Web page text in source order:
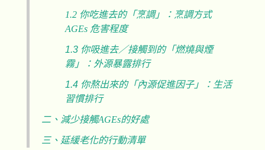
1.2 你吃進去的「烹調」：烹調方式
AGEs 危害程度
1.3 你吸進去／接觸到的「燃燒與煙
霧」：外源暴露排行
1.4 你熬出來的「內源促進因子」：生活
習慣排行
二、減少接觸AGEs的好處
三、延緩老化的行動清單